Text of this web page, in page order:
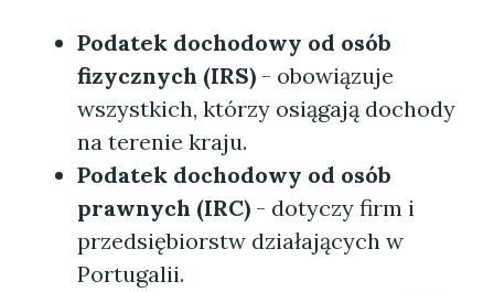
Podatek dochodowy od osób
fizycznych (IRS) - obowiązuje
wszystkich, którzy osiągają dochody
na terenie kraju.
Podatek dochodowy od osób
prawnych (IRC) - dotyczy firm i
przedsiębiorstw działających w
Portugalii.